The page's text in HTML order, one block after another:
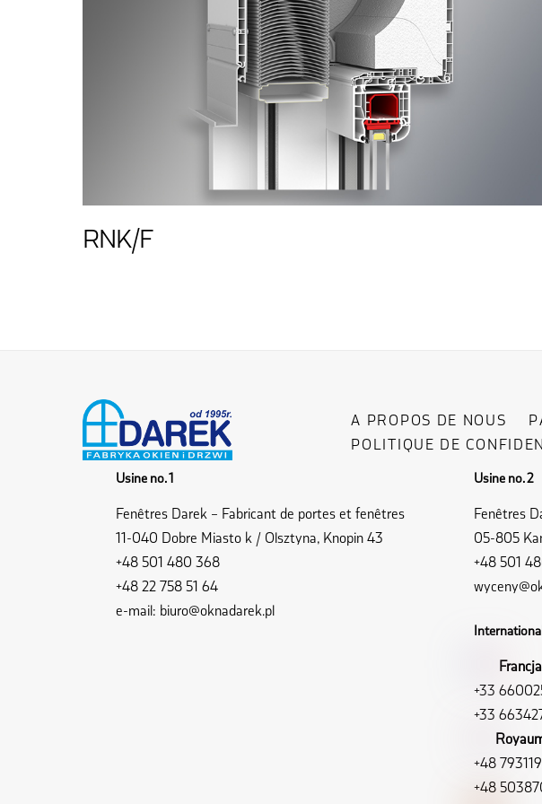
RNK/F
A PROPOS DE NOUS
POLITIQUE DE
Usine no. 1
Fenêtres Darek – Fabricant de portes et fenêtres
11-040 Dobre Miasto k / Olsztyna, Knopin 43
+48 501 480 368
+48 22 758 51 64
e-mail: biuro@oknadarek.pl
Usine no. 2
Fenêtres
05-805
+48 501
+33
+33
+48
+48